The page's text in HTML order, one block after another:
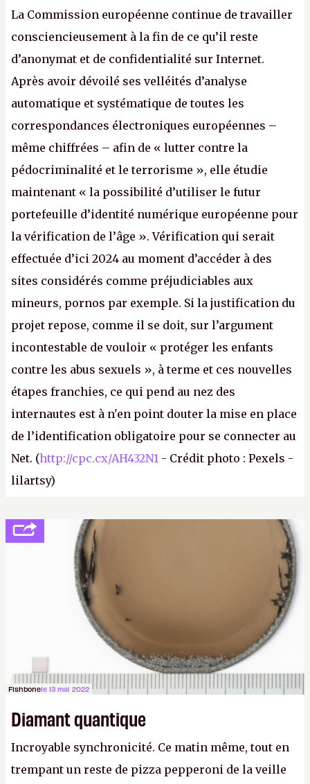
La Commission européenne continue de travailler
consciencieusement à la fin de ce qu’il reste
d’anonymat et de confidentialité sur Internet.
Après avoir dévoilé ses velléités d’analyse
automatique et systématique de toutes les
correspondances électroniques européennes –
même chiffrées – afin de « lutter contre la
pédocriminalité et le terrorisme », elle étudie
maintenant « la possibilité d’utiliser le futur
portefeuille d’identité numérique européenne pour
la vérification de l’âge ». Vérification qui serait
effectuée d’ici 2024 au moment d’accéder à des
sites considérés comme préjudiciables aux
mineurs, pornos par exemple. Si la justification du
projet repose, comme il se doit, sur l’argument
incontestable de vouloir « protéger les enfants
contre les abus sexuels », à terme et ces nouvelles
étapes franchies, ce qui pend au nez des
internautes est à n'en point douter la mise en place
de l’identification obligatoire pour se connecter au
Net. (http://cpc.cx/AH432N1 - Crédit photo : Pexels -
lilartsy)
Fishbonele 13 mai 2022
Diamant quantique
Incroyable synchronicité. Ce matin même, tout en
trempant un reste de pizza pepperoni de la veille